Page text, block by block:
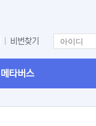
비번찾기
메타버스